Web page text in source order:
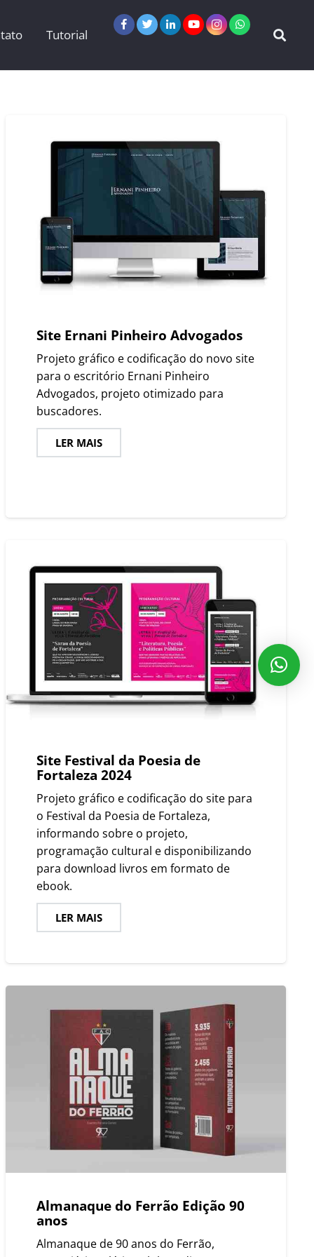
Tutorial
Site Ernani Pinheiro Advogados
Projeto gráfico e codificação do novo site
para o escritório Ernani Pinheiro
Advogados, projeto otimizado para
buscadores.
LER MAIS
Site Festival da Poesia de
Fortaleza 2024
Projeto gráfico e codificação do site para
o Festival da Poesia de Fortaleza,
informando sobre o projeto,
programação cultural e disponibilizando
para download livros em formato de
ebook.
LER MAIS
Almanaque do Ferrão Edição 90
anos
Almanaque de 90 anos do Ferrão,